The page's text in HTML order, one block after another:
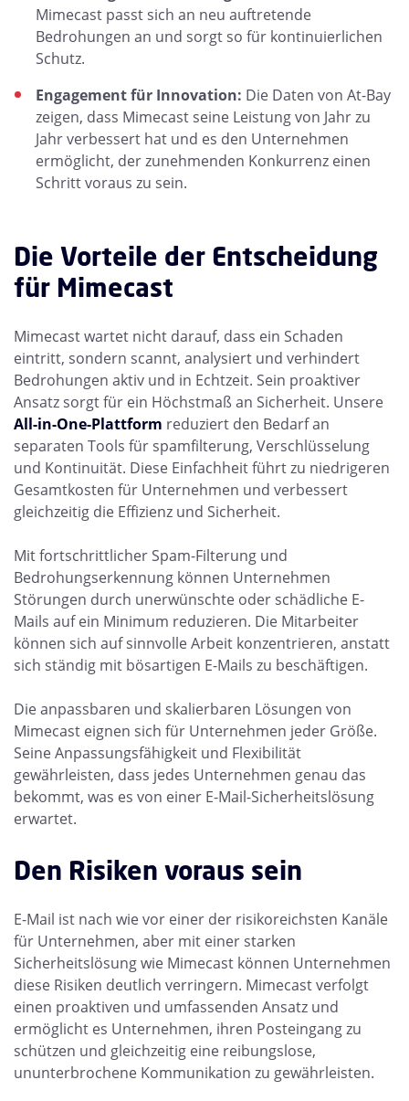
Mimecast passt sich an neu auftretende
Bedrohungen an und sorgt so für kontinuierlichen
Schutz.
Engagement für Innovation: Die Daten von At-Bay
zeigen, dass Mimecast seine Leistung von Jahr zu
Jahr verbessert hat und es den Unternehmen
ermöglicht, der zunehmenden Konkurrenz einen
Schritt voraus zu sein.
Die Vorteile der Entscheidung
für Mimecast
Mimecast wartet nicht darauf, dass ein Schaden
eintritt, sondern scannt, analysiert und verhindert
Bedrohungen aktiv und in Echtzeit. Sein proaktiver
Ansatz sorgt für ein Höchstmaß an Sicherheit. Unsere
All-in-One-Plattform reduziert den Bedarf an
separaten Tools für spamfilterung, Verschlüsselung
und Kontinuität. Diese Einfachheit führt zu niedrigeren
Gesamtkosten für Unternehmen und verbessert
gleichzeitig die Effizienz und Sicherheit.
Mit fortschrittlicher Spam-Filterung und
Bedrohungserkennung können Unternehmen
Störungen durch unerwünschte oder schädliche E-
Mails auf ein Minimum reduzieren. Die Mitarbeiter
können sich auf sinnvolle Arbeit konzentrieren, anstatt
sich ständig mit bösartigen E-Mails zu beschäftigen.
Die anpassbaren und skalierbaren Lösungen von
Mimecast eignen sich für Unternehmen jeder Größe.
Seine Anpassungsfähigkeit und Flexibilität
gewährleisten, dass jedes Unternehmen genau das
bekommt, was es von einer E-Mail-Sicherheitslösung
erwartet.
Den Risiken voraus sein
E-Mail ist nach wie vor einer der risikoreichsten Kanäle
für Unternehmen, aber mit einer starken
Sicherheitslösung wie Mimecast können Unternehmen
diese Risiken deutlich verringern. Mimecast verfolgt
einen proaktiven und umfassenden Ansatz und
ermöglicht es Unternehmen, ihren Posteingang zu
schützen und gleichzeitig eine reibungslose,
ununterbrochene Kommunikation zu gewährleisten.